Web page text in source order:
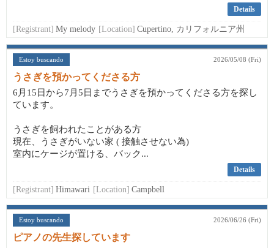
Details
[Registrant] My melody [Location] Cupertino, カリフォルニア州
Estoy buscando 2026/05/08 (Fri)
うさぎを預かってくださる方
6月15日から7月5日までうさぎを預かってくださる方を探し
ています。
うさぎを飼われたことがある方
現在、うさぎがいない家 ( 接触させない為)
室内にケージが置ける、バック...
Details
[Registrant] Himawari [Location] Campbell
Estoy buscando 2026/06/26 (Fri)
ピアノの先生探しています